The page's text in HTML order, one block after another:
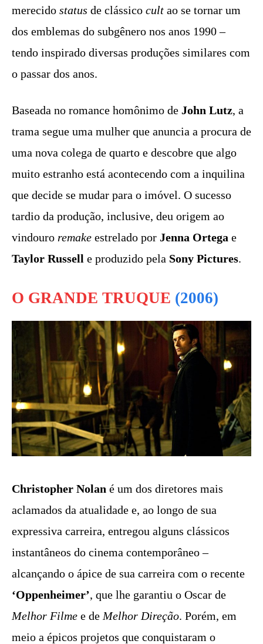
merecido status de clássico cult ao se tornar um
dos emblemas do subgênero nos anos 1990 –
tendo inspirado diversas produções similares com
o passar dos anos.
Baseada no romance homônimo de John Lutz, a
trama segue uma mulher que anuncia a procura de
uma nova colega de quarto e descobre que algo
muito estranho está acontecendo com a inquilina
que decide se mudar para o imóvel. O sucesso
tardio da produção, inclusive, deu origem ao
vindouro remake estrelado por Jenna Ortega e
Taylor Russell e produzido pela Sony Pictures.
O GRANDE TRUQUE (2006)
Christopher Nolan é um dos diretores mais
aclamados da atualidade e, ao longo de sua
expressiva carreira, entregou alguns clássicos
instantâneos do cinema contemporâneo –
alcançando o ápice de sua carreira com o recente
‘Oppenheimer’, que lhe garantiu o Oscar de
Melhor Filme e de Melhor Direção. Porém, em
meio a épicos projetos que conquistaram o